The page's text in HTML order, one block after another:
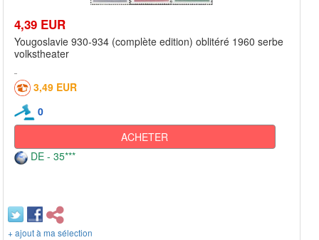
4,39 EUR
Yougoslavie 930-934 (complète edition) oblitéré 1960 serbe
volkstheater
3,49 EUR
0
ACHETER
DE - 35***
+ ajout à ma sélection